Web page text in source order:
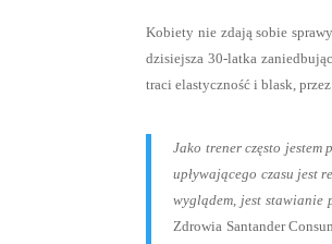
Kobiety nie zdają sobie
dzisiejsza 30-latka
traci elastyczność i blask,
Jako trener często jestem
upływającego czasu jest
wyglądem, jest stawianie
Zdrowia Santander